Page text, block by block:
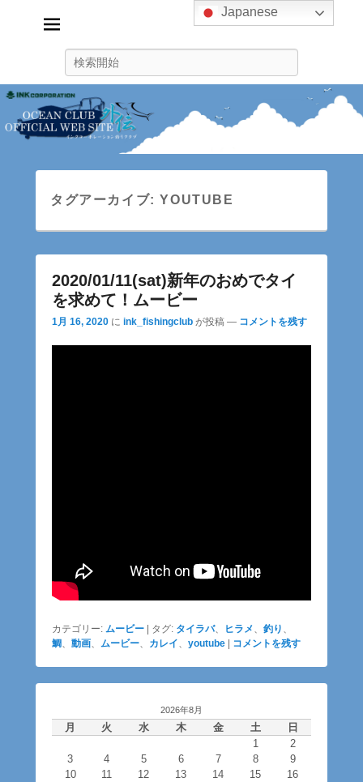
インクコーポレーション釣り
クラブ
タグアーカイブ:YOUTUBE
2020/01/11(sat)新年のおめでタイ
を求めて！ムービー
1月 16, 2020 に ink_fishingclub が投稿 — コメントを残す
カテゴリー: ムービー | タグ: タイラバ、 ヒラメ 釣り
鯛
動画 ムービー カレイ youtube | コメントを残す
2026年8月
月 火 水 木 金 土
日
1
2
3
4 5 6 7 8
9
10
11 12 13 14 15
16
Japanese